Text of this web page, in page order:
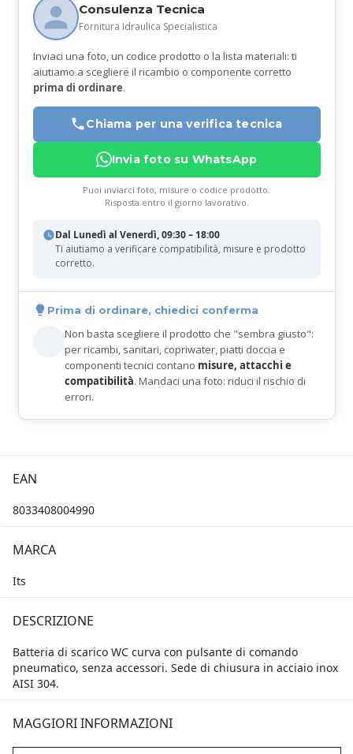
Consulenza Tecnica
Fornitura Idraulica Specialistica
Inviaci una foto, un codice prodotto o la lista materiali: ti
aiutiamo a scegliere il ricambio o componente corretto
prima di ordinare.
Chiama per una verifica tecnica
Invia foto su WhatsApp
Puoi inviarci foto, misure o codice prodotto.
Risposta entro il giorno lavorativo.
Dal Lunedì al Venerdì, 09:30 – 18:00
Ti aiutiamo a verificare compatibilità, misure e prodotto
corretto.
Prima di ordinare, chiedici conferma
Non basta scegliere il prodotto che "sembra giusto":
per ricambi, sanitari, copriwater, piatti doccia e
componenti tecnici contano misure, attacchi e
compatibilità. Mandaci una foto: riduci il rischio di
errori.
EAN
8033408004990
MARCA
Its
DESCRIZIONE
Batteria di scarico WC curva con pulsante di comando
pneumatico, senza accessori. Sede di chiusura in acciaio inox
AISI 304.
MAGGIORI INFORMAZIONI